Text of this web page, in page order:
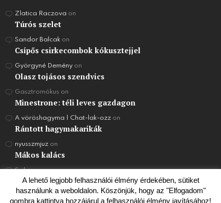
Zlatica Raczova on
Túrós szelet
Sandor Balcak on
Csípős csirkecombok kókusztejjel
Györgyné Demény on
Olasz tojásos szendvics
Gasztromókus on
Minestrone: téli leves gazdagon
A vöröshagyma | Chat-lak-ozz on
Rántott hagymakarikák
nyusszmjuz on
Mákos kalács
Szilvion
Joghurt Torta
A lehető legjobb felhasználói élmény érdekében, sütiket
használunk a weboldalon. Köszönjük, hogy az "Elfogadom"
gombra kattintva hozzájárul a felhasználói élmény javításához!